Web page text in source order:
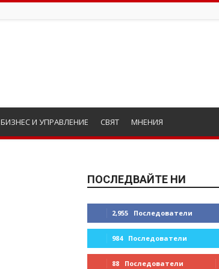
БИЗНЕС И УПРАВЛЕНИЕ СВЯТ МНЕНИЯ
ПОСЛЕДВАЙТЕ НИ
2,955 Последователи
984 Последователи
88 Последователи